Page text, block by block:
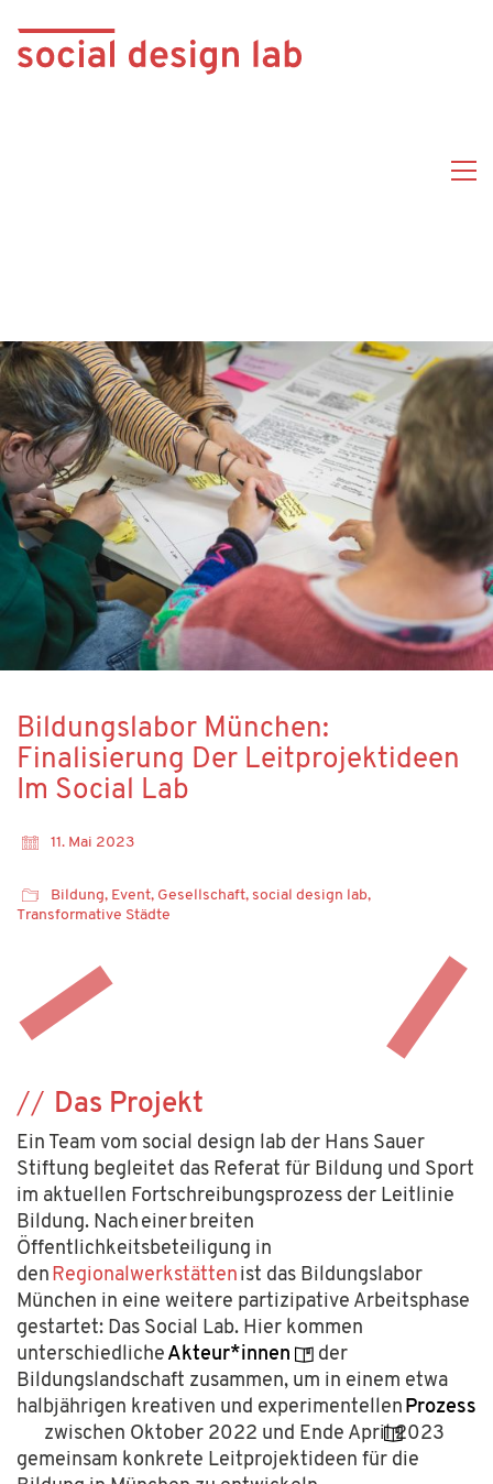
Bildungslabor München:
Finalisierung Der Leitprojektideen
Im Social Lab
11. Mai 2023
Bildung, Event, Gesellschaft, social design lab,
Transformative Städte
Das Projekt
Ein Team vom social design lab der Hans Sauer
Stiftung begleitet das Referat für Bildung und Sport
im aktuellen Fortschreibungsprozess der Leitlinie
Bildung. Nach einer breiten
Öffentlichkeitsbeteiligung in
den Regionalwerkstätten ist das Bildungslabor
München in eine weitere partizipative Arbeitsphase
gestartet: Das Social Lab. Hier kommen
unterschiedliche Akteur*innen
der
Bildungslandschaft zusammen, um in einem etwa
halbjährigen kreativen und experimentellen Prozess
zwischen Oktober 2022 und Ende April 2023
gemeinsam konkrete Leitprojektideen für die